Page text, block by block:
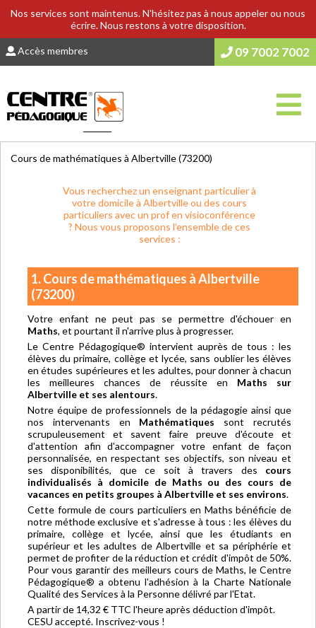
Nos services sont maintenus. N'hésitez pas à nous appeler ou nous
écrire. Nous restons à votre disposition.
Accès membres 09 7002 7002
Cours de mathématiques à Albertville (73200)
Vous recherchez un enseignant particulier à
votre domicile à Albertville ou des cours
particuliers avec un prof en visioconférence
? Nous vous proposons l’ensemble de ces
services :
1. Cours de mathématiques à Albertville
(73200)
Votre enfant ne peut pas se permettre d'échouer en
Maths, et pourtant il n'arrive plus à progresser.
Le Centre Pédagogique® intervient auprès de tous : les
élèves du primaire, collège et lycée, sans oublier les élèves
en études supérieures et les adultes, pour donner à chacun
les meilleures chances de réussite en Maths sur
Albertville et ses alentours.
Notre équipe de professionnels de la pédagogie ainsi que
nos intervenants en Mathématiques sont recrutés
scrupuleusement et savent faire preuve d'écoute et
d'attention afin d'accompagner votre enfant de façon
personnalisée, en respectant ses objectifs, son niveau et
ses disponibilités, que ce soit à travers des cours
individualisés à domicile de Maths ou des cours de
vacances en petits groupes à Albertville et ses environs.
Cette formule de cours particuliers en Maths bénéficie de
notre méthode exclusive et s'adresse à tous : les élèves du
primaire, collège et lycée, ainsi que les étudiants en
supérieur et les adultes de Albertville et sa périphérie et
permet de profiter de la réduction et crédit d'impôt de 50%.
Pour vous garantir des meilleurs cours de Maths, le Centre
Pédagogique® a obtenu l'adhésion à la Charte Nationale
Qualité des Services à la Personne délivré par l'Etat.
A partir de 14,32 € TTC l'heure après déduction d'impôt.
CESU accepté. Inscrivez-vous !